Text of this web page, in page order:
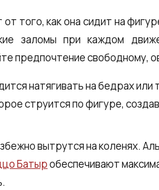
того, как она сидит на
заломы при каждом
предпочтение свободному,
натягивать на бедрах
струится по фигуре,
вытрутся на коленях.
Батыробеспечивают